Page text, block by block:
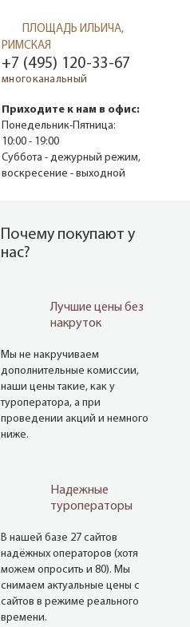
ПЛОЩАДЬ ИЛЬИЧА,
РИМСКАЯ
+7 (495) 120-33-67
многоканальный
Приходите к нам в офис:
Понедельник-Пятница:
10:00 - 19:00
Суббота - дежурный режим,
воскресение - выходной
Почему покупают у
нас?
Лучшие цены без
накруток
Мы не накручиваем
дополнительные комиссии,
наши цены такие, как у
туроператора, а при
проведении акций и немного
ниже.
Надежные
туроператоры
В нашей базе 27 сайтов
надёжных операторов (хотя
можем опросить и 80). Мы
снимаем актуальные цены с
сайтов в режиме реального
времени.